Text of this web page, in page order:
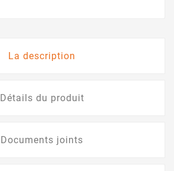
La description
Détails du produit
Documents joints